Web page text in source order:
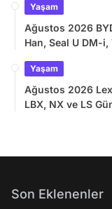
Yaşam
Ağustos 2026
Han, Seal U DM-i,
Yaşam
Ağustos 2026
LBX, NX ve LS
Son Eklenenler